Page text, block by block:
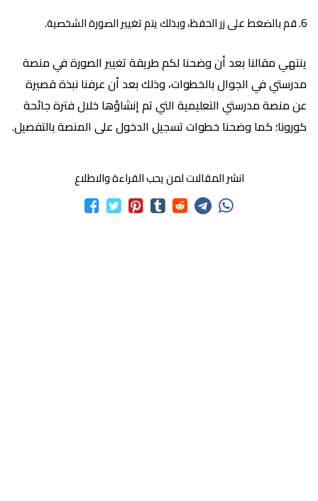
قم بالضغط على زر الحفظ، وبذلك يتم تغيير الصورة الشخصية.
ينتهي مقالنا بعد أن وضحنا لكم طريقة تغيير الصورة في منصة
مدرستي في الجوال بالخطوات، وذلك بعد أن عرفنا نبذة قصيرة
عن منصة مدرستي التعليمية التي تم إنشاؤها خلال فترة جائحة
كورونا؛ كما وضحنا خطوات تسجيل الدخول على المنصة بالتفصيل.
انشر المقالات لمن يحب القراءة والاطلاع